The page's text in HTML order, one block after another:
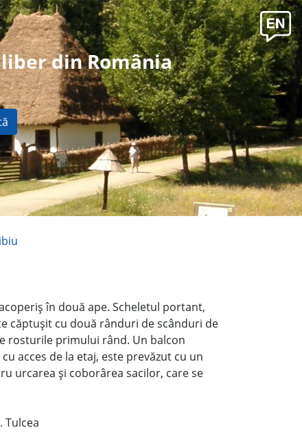
din România
în două ape. Scheletul portant,
căptuşit cu două rânduri de scânduri de
rosturile primului rând. Un balcon
acces de la etaj, este prevăzut cu un
urcarea şi coborârea sacilor, care se
Tulcea